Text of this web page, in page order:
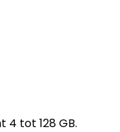
tot 128 GB.